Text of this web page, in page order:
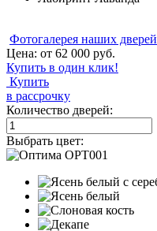
Фотогалерея наших дверей
Цена: от 62 000 руб.
Купить в один клик!
Купить
в рассрочку
Количество дверей:
Выбрать цвет: